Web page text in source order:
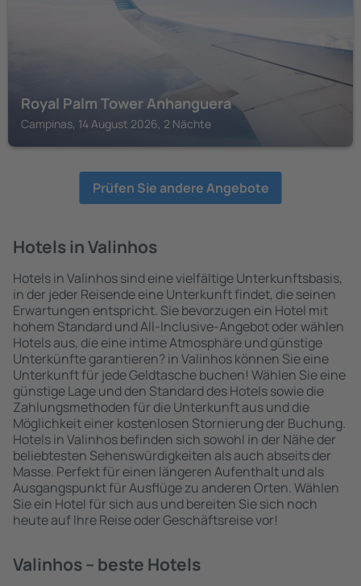
Royal Palm Tower Anhanguera
Campinas, 14 August 2026, 2 Nächte
Prüfen Sie andere Angebote
Hotels in Valinhos
Hotels in Valinhos sind eine vielfältige Unterkunftsbasis,
in der jeder Reisende eine Unterkunft findet, die seinen
Erwartungen entspricht. Sie bevorzugen ein Hotel mit
hohem Standard und All-Inclusive-Angebot oder wählen
Hotels aus, die eine intime Atmosphäre und günstige
Unterkünfte garantieren? in Valinhos können Sie eine
Unterkunft für jede Geldtasche buchen! Wählen Sie eine
günstige Lage und den Standard des Hotels sowie die
Zahlungsmethoden für die Unterkunft aus und die
Möglichkeit einer kostenlosen Stornierung der Buchung.
Hotels in Valinhos befinden sich sowohl in der Nähe der
beliebtesten Sehenswürdigkeiten als auch abseits der
Masse. Perfekt für einen längeren Aufenthalt und als
Ausgangspunkt für Ausflüge zu anderen Orten. Wählen
Sie ein Hotel für sich aus und bereiten Sie sich noch
heute auf Ihre Reise oder Geschäftsreise vor!
Valinhos – beste Hotels